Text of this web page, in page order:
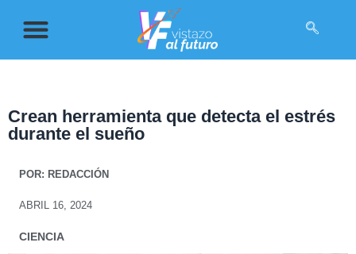
Crean herramienta que detecta el estrés
durante el sueño
POR: REDACCIÓN
ABRIL 16, 2024
CIENCIA